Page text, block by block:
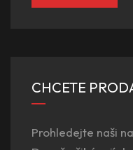
CHCETE
Prohledejte naši